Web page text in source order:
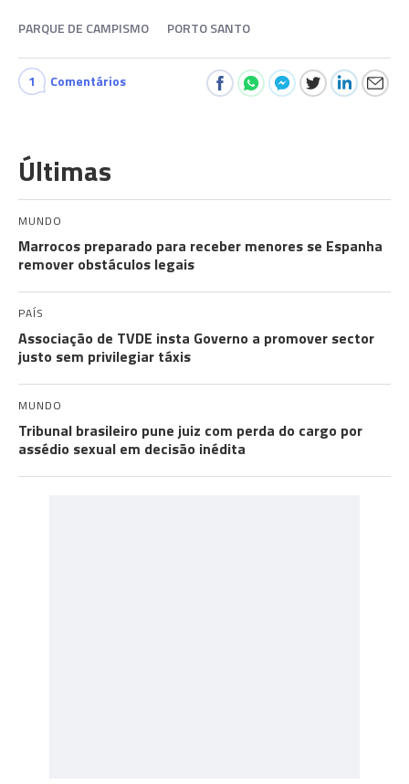
PARQUE DE CAMPISMO PORTO SANTO
1 Comentários
Últimas
MUNDO
Marrocos preparado para receber menores se Espanha
remover obstáculos legais
PAÍS
Associação de TVDE insta Governo a promover sector
justo sem privilegiar táxis
MUNDO
Tribunal brasileiro pune juiz com perda do cargo por
assédio sexual em decisão inédita